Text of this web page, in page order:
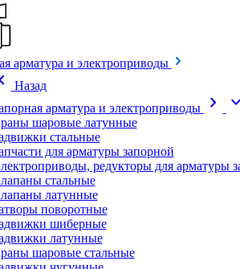
арматура и электроприводы
Назад
арматура и электроприводы
chevron_right expand_more
шаровые латунные
стальные
для арматуры запорной
редукторы для арматуры
стальные
латунные
поворотные
шиберные
латунные
шаровые стальные